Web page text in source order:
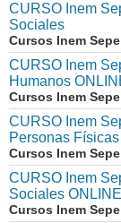
CURSO Inem
Sociales
Cursos Inem
CURSO Inem
Humanos
Cursos Inem
CURSO Inem
Personas Físicas
Cursos Inem
CURSO Inem
Sociales ONLINE
Cursos Inem